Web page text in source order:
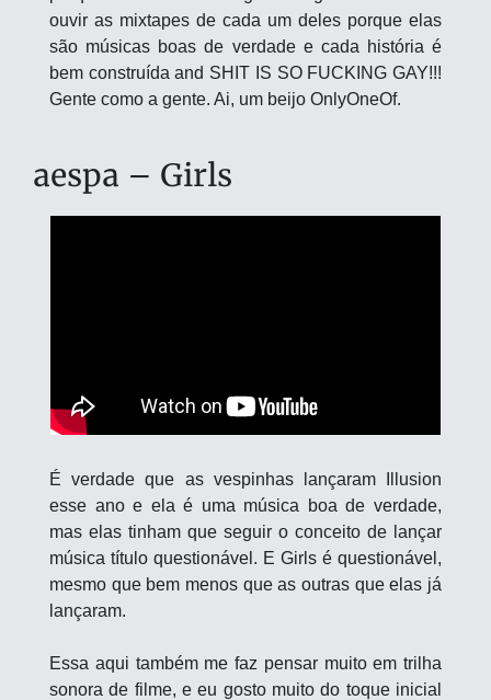
ouvir as mixtapes de cada um deles porque elas
são músicas boas de verdade e cada história é
bem construída and SHIT IS SO FUCKING GAY!!!
Gente como a gente. Ai, um beijo OnlyOneOf.
aespa – Girls
É verdade que as vespinhas lançaram Illusion
esse ano e ela é uma música boa de verdade,
mas elas tinham que seguir o conceito de lançar
música título questionável. E Girls é questionável,
mesmo que bem menos que as outras que elas já
lançaram.
Essa aqui também me faz pensar muito em trilha
sonora de filme, e eu gosto muito do toque inicial